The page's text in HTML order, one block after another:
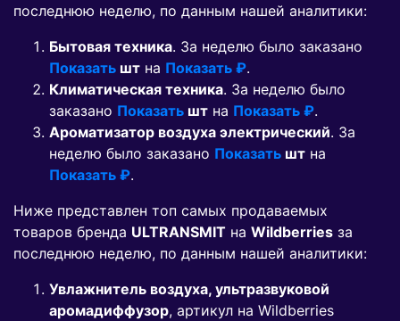
последнюю неделю, по данным нашей аналитики:
Бытовая техника. За неделю было заказано
Показать шт на Показать ₽.
Климатическая техника. За неделю было
заказано Показать шт на Показать ₽.
Ароматизатор воздуха электрический. За
неделю было заказано Показать шт на
Показать ₽.
Ниже представлен топ самых продаваемых
товаров бренда ULTRANSMIT на Wildberries за
последнюю неделю, по данным нашей аналитики:
Увлажнитель воздуха, ультразвуковой
аромадиффузор, артикул на Wildberries